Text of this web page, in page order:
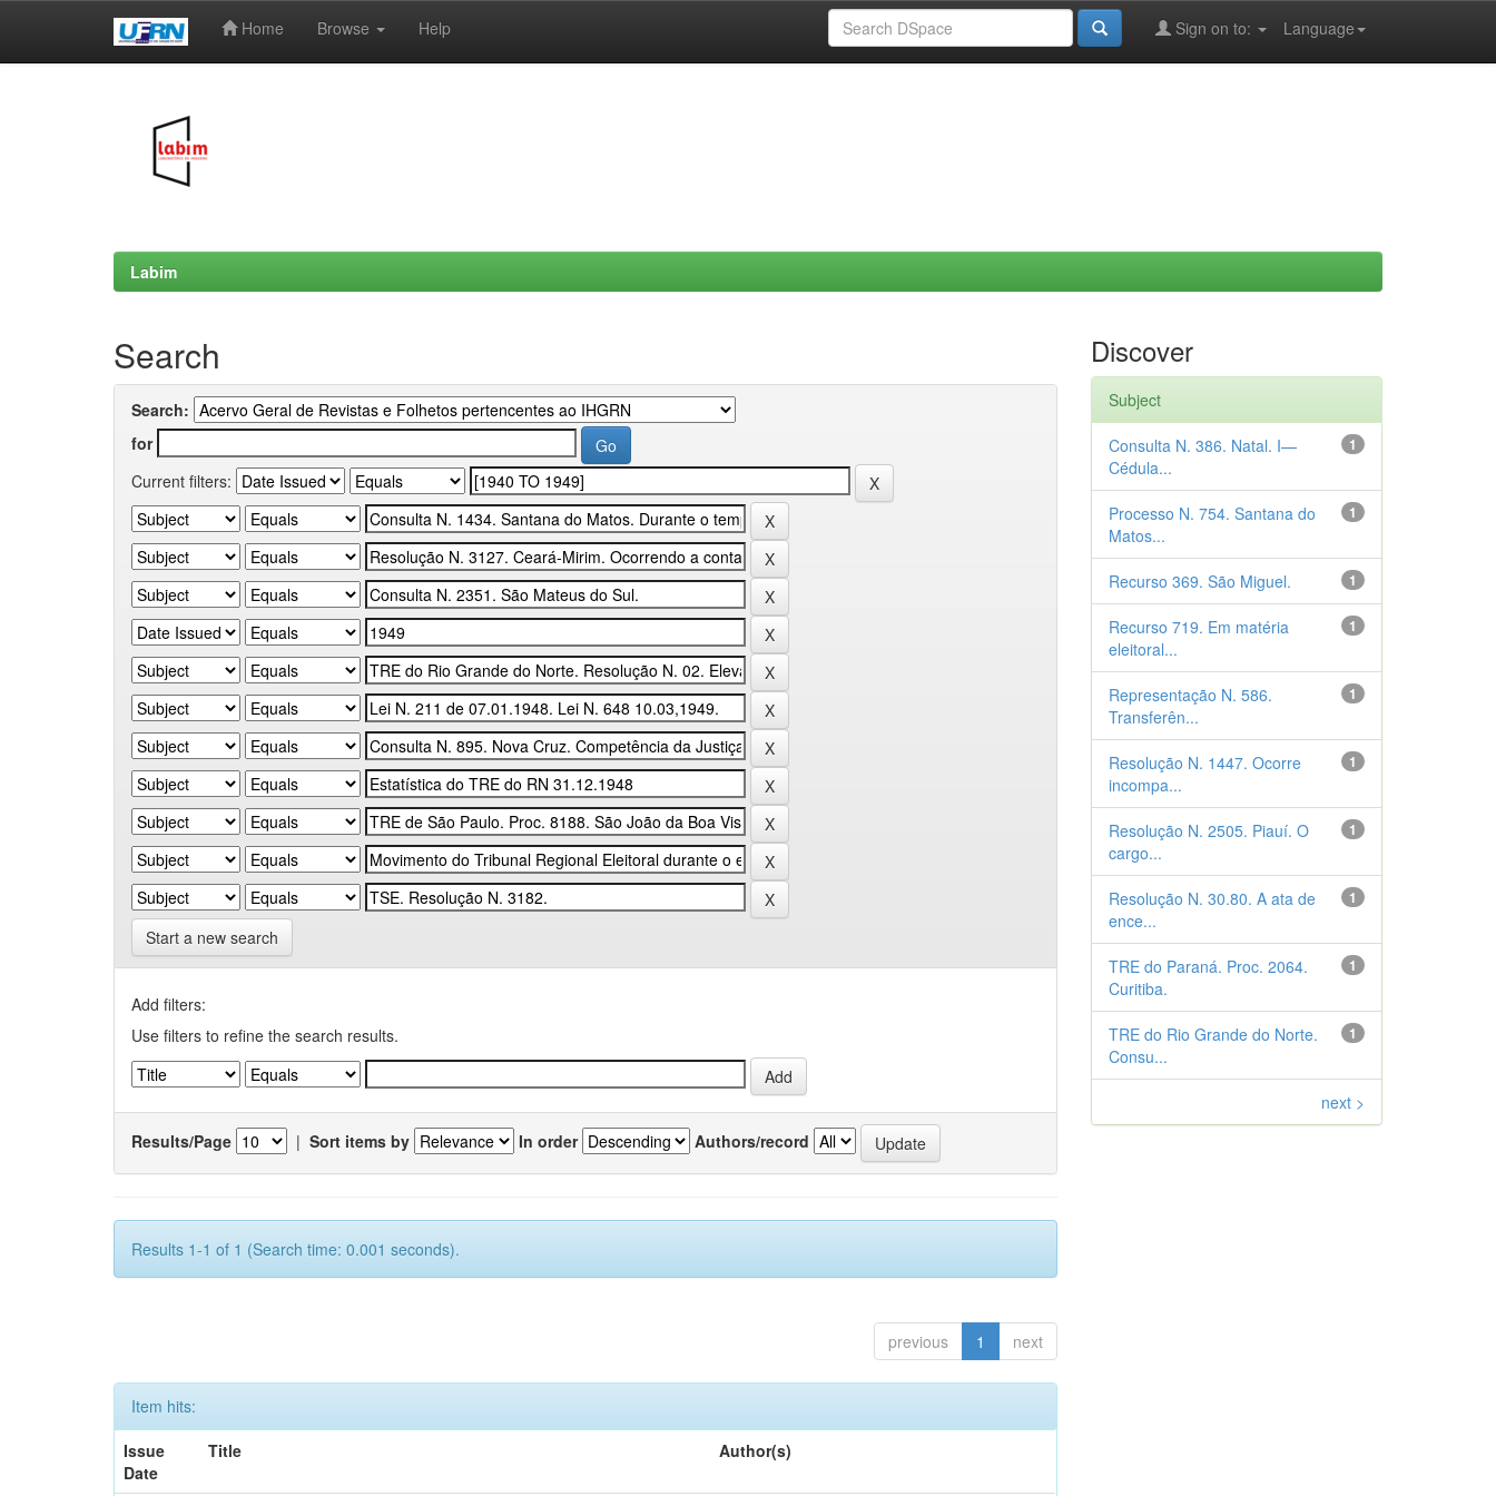
Home Browse Help Language
Sign on to:
Labim
Search
Search:
for
Current filters:
Start a new search
Add filters:
Use filters to refine the search results.
Results/Page | Sort items by In order Authors/record
Results 1-1 of 1 (Search time: 0.001 seconds).
previous 1 next
Item hits:
Issue
Date
Title Author(s)
Discover
Subject
1
Consulta N. 386. Natal. I—
Cédula...
1
Processo N. 754. Santana do
Matos...
1
Recurso 369. São Miguel.
1
Recurso 719. Em matéria
eleitoral...
1
Representação N. 586.
Transferên...
1
Resolução N. 1447. Ocorre
incompa...
1
Resolução N. 2505. Piauí. O
cargo...
1
Resolução N. 30.80. A ata de
ence...
1
TRE do Paraná. Proc. 2064.
Curitiba.
1
TRE do Rio Grande do Norte.
Consu...
next >